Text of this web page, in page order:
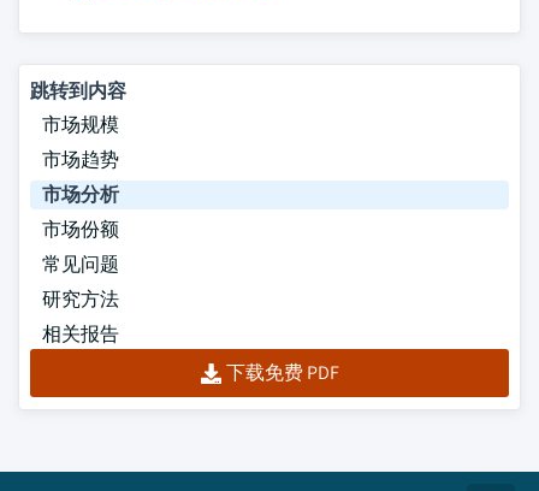
跳转到内容
市场规模
市场趋势
市场分析
市场份额
常见问题
研究方法
相关报告
下载免费 PDF